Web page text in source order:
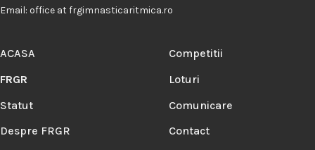
Email: office at frgimnasticaritmica.ro
ACASA
FRGR
Statut
Despre FRGR
Competitii
Loturi
Comunicare
Contact